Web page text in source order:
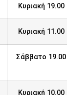
Κυριακή 19.00
Κυριακή 11.00
Σάββατο 19.00
Κυριακή 10.00